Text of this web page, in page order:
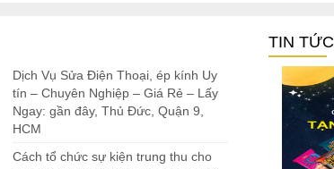
Dịch Vụ Sửa Điện Thoại, ép kính Uy
tín – Chuyên Nghiệp – Giá Rẻ – Lấy
Ngay: gần đây, Thủ Đức, Quận 9,
HCM
Cách tổ chức sự kiện trung thu cho
TIN TỨC